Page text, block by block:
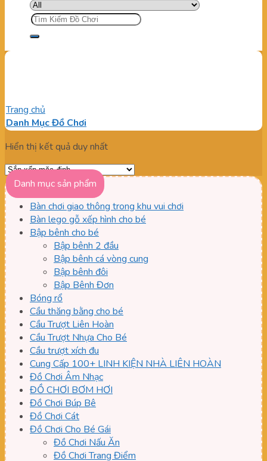
Tìm
kiếm:
Trang chủ
Danh Mục Đồ Chơi
Hiển thị kết quả duy nhất
Danh mục sản phẩm
Bàn chơi giao thông trong khu vui chơi
Bàn lego gỗ xếp hình cho bé
Bập bênh cho bé
Bập bênh 2 đầu
Bập bênh cá vòng cung
Bập bênh đôi
Bập Bênh Đơn
Bóng rổ
Cầu thăng bằng cho bé
Cầu Trượt Liên Hoàn
Cầu Trượt Nhựa Cho Bé
Cầu trượt xích đu
Cung Cấp 100+ LINH KIỆN NHÀ LIÊN HOÀN
Đồ Chơi Âm Nhạc
ĐỒ CHƠI BƠM HƠI
Đồ Chơi Búp Bê
Đồ Chơi Cát
Đồ Chơi Cho Bé Gái
Đồ Chơi Nấu Ăn
Đồ Chơi Trang Điểm